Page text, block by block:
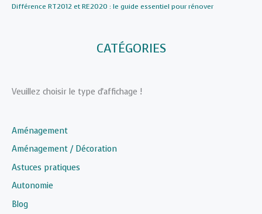
Différence RT2012 et RE2020 : le guide essentiel pour rénover
CATÉGORIES
Veuillez choisir le type d'affichage !
Aménagement
Aménagement / Décoration
Astuces pratiques
Autonomie
Blog